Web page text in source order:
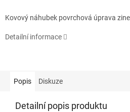
Kovový náhubek povrchová úprava
Detailní informace
Popis Diskuze
Detailní popis produktu